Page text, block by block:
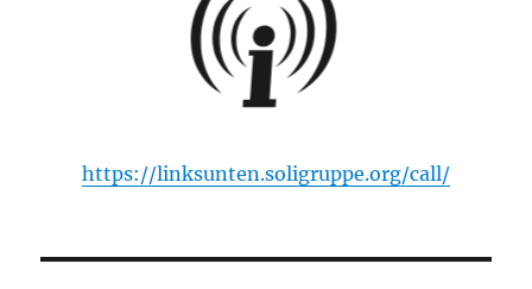
https://linksunten.soligruppe.org/call/